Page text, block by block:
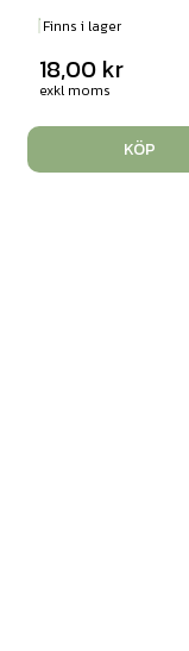
Finns i lager
18,00 kr
exkl moms
KÖP